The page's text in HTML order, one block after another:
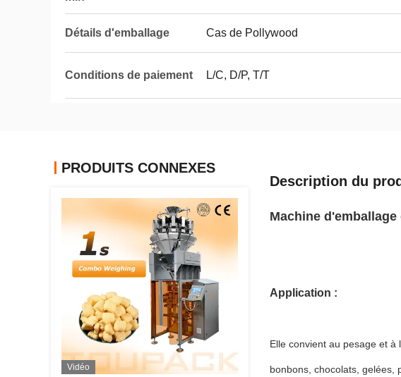
Détails d'emballage Cas de Pollywood
Conditions de paiement L/C, D/P, T/T
PRODUITS CONNEXES
Vidéo
Description du
Machine
Application :
Elle convient au pesage et
bonbons, chocolats, gelées,